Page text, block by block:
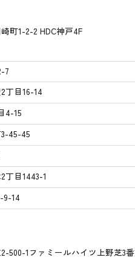
町1-2-2 HDC神戸4F
7
丁目16-14
4-15
45-45
丁目1443-1
9-14
500-1ファミールハイツ上野芝3番